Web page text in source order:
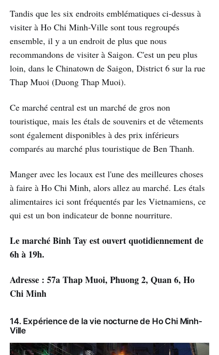
Tandis que les six endroits emblématiques ci-dessus à
visiter à Ho Chi Minh-Ville sont tous regroupés
ensemble, il y a un endroit de plus que nous
recommandons de visiter à Saigon. C'est un peu plus
loin, dans le Chinatown de Saigon, District 6 sur la rue
Thap Muoi (Duong Thap Muoi).
Ce marché central est un marché de gros non
touristique, mais les étals de souvenirs et de vêtements
sont également disponibles à des prix inférieurs
comparés au marché plus touristique de Ben Thanh.
Manger avec les locaux est l'une des meilleures choses
à faire à Ho Chi Minh, alors allez au marché. Les étals
alimentaires ici sont fréquentés par les Vietnamiens, ce
qui est un bon indicateur de bonne nourriture.
Le marché Binh Tay est ouvert quotidiennement de
6h à 19h.
Adresse : 57a Thap Muoi, Phuong 2, Quan 6, Ho
Chi Minh
14. Expérience de la vie nocturne de Ho Chi Minh-
Ville